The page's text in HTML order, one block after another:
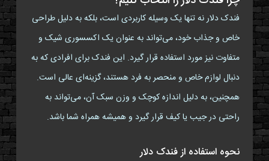
فندک دلار نه تنها یک وسیله کاربردی است، بلکه به دلیل طراحی
خاص و جذاب خود، می‌تواند به عنوان یک اکسسوری شیک و
متفاوت نیز مورد استفاده قرار گیرد. این فندک برای افرادی که به
دنبال لوازم خاص و منحصر به فرد هستند، گزینه‌ای عالی است.
همچنین، به دلیل اندازه کوچک و وزن سبک آن، می‌تواند به
راحتی در جیب یا کیف قرار گیرد و همیشه همراه شما باشد.
نحوه استفاده از فندک دلار